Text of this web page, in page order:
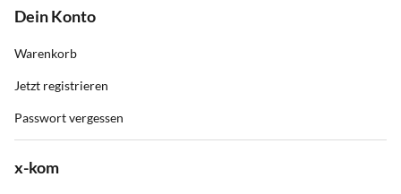
Dein Konto
Warenkorb
Jetzt registrieren
Passwort vergessen
x-kom